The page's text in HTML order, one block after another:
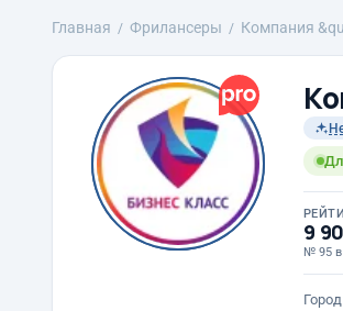
Главная Фрилансеры Компания
9
№ 95 в
Город